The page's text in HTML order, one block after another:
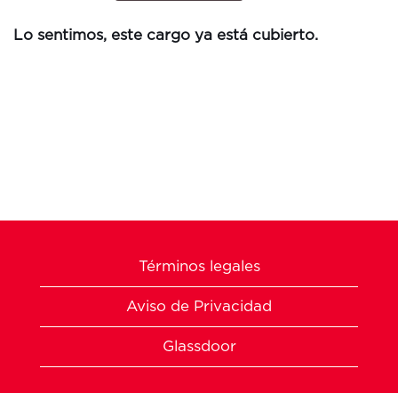
Lo sentimos, este cargo ya está cubierto.
Términos legales
Aviso de Privacidad
Glassdoor